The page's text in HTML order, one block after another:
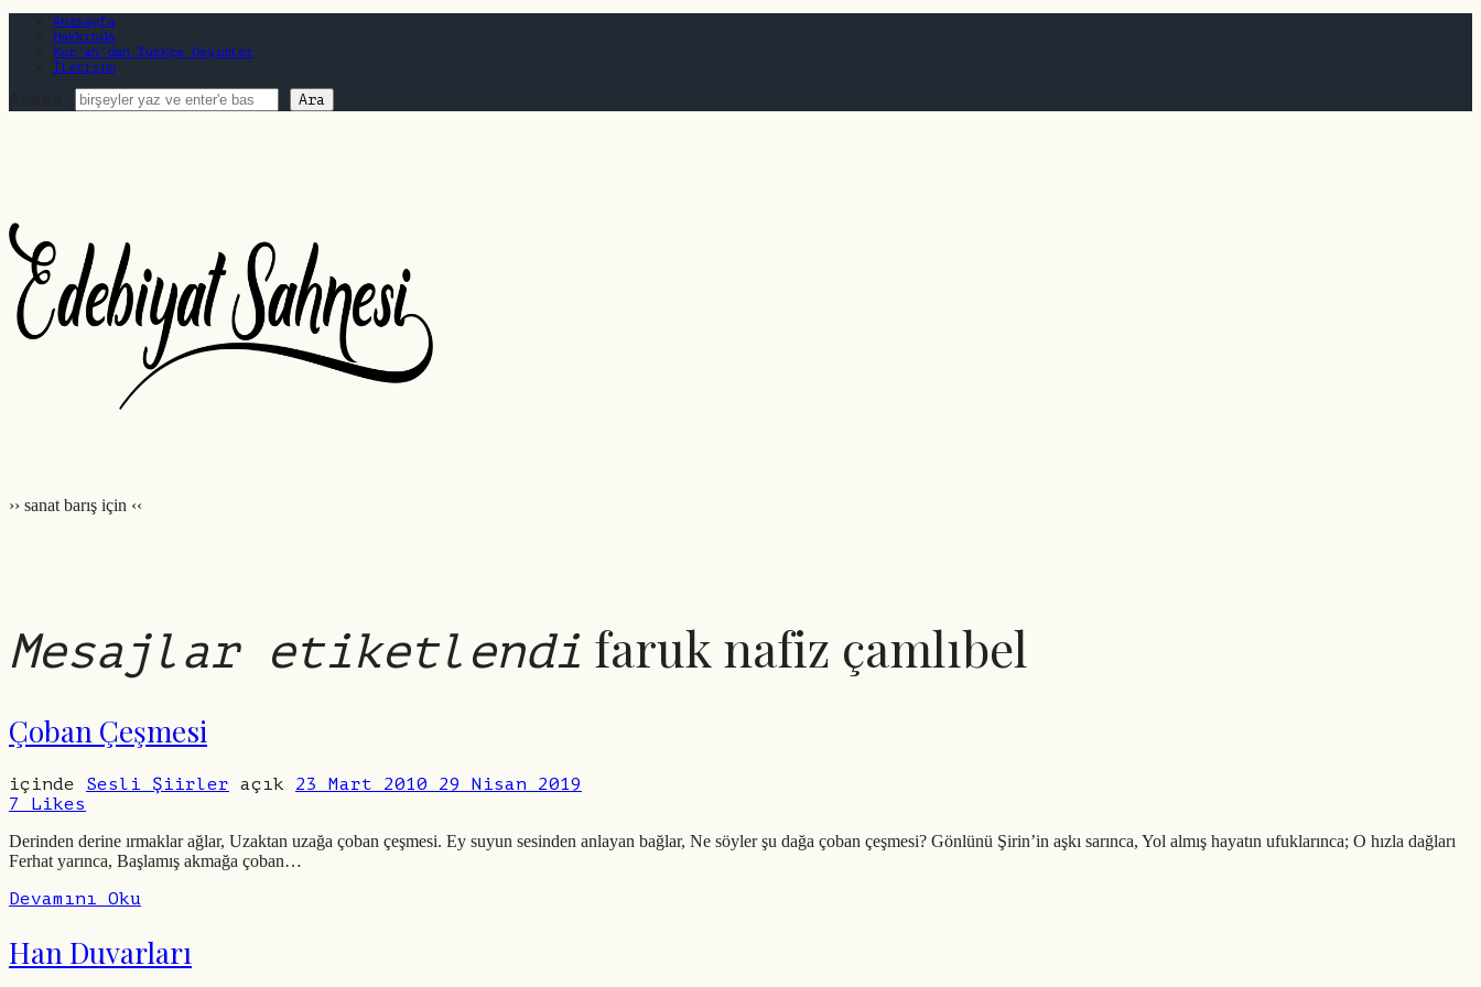
Anasayfa
Hakkında
Kur’an’dan Türkçe Deyimler
İletişim
Edebiyat
Sahnesi
edebiyatsahnesi.com
›› sanat barış için ‹‹
Mesajlar etiketlendi faruk nafiz çamlıbel
Çoban Çeşmesi
içinde Sesli Şiirler açık 23 Mart 2010 29 Nisan 2019
7
Likes
Derinden derine ırmaklar ağlar, Uzaktan uzağa çoban çeşmesi. Ey suyun sesinden anlayan bağlar, Ne söyler şu dağa çoban çeşmesi? Gönlünü Şirin’in aşkı sarınca, Yol almış hayatın ufuklarınca; O hızla dağları
Ferhat yarınca, Başlamış akmağa çoban…
Devamını Oku
Han Duvarları